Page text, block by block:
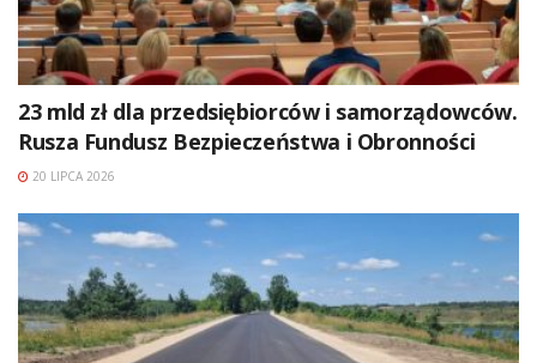
23 mld zł dla przedsiębiorców i samorządowców.
Rusza Fundusz Bezpieczeństwa i Obronności
20 LIPCA 2026